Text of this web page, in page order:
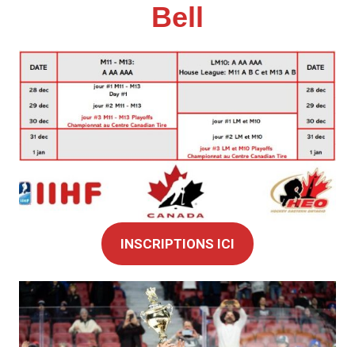
Bell
INSCRIPTIONS ICI